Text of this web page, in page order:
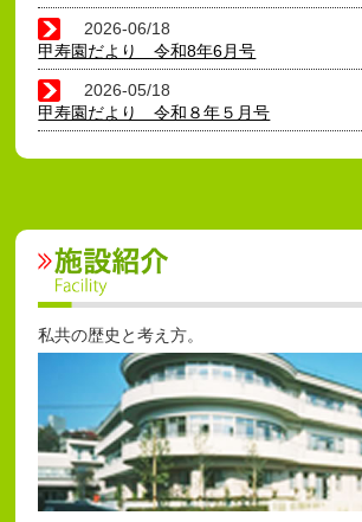
2026-06/18
甲寿園だより 令和8年6月号
2026-05/18
甲寿園だより 令和８年５月号
私共の歴史と考え方。